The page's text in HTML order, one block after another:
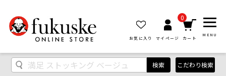
お気に入り マイページ
0
カート
MENU
検索 こだわり検索